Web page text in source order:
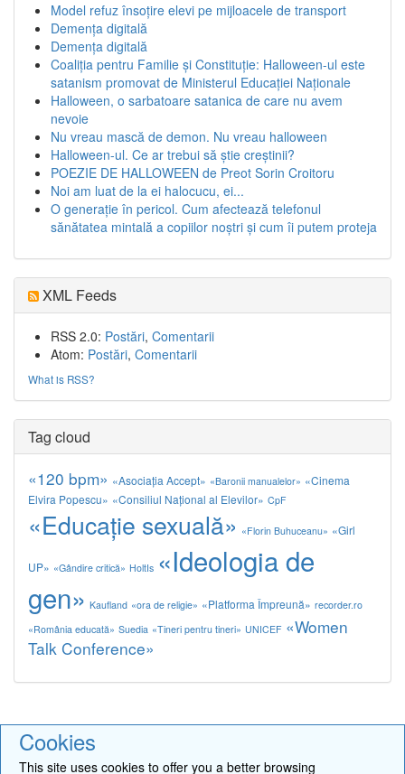
Cookies
This site uses cookies to offer you a better browsing
Model refuz însoțire elevi pe mijloacele de transport
Demența digitală
Demența digitală
Coaliția pentru Familie și Constituție: Halloween-ul este
satanism promovat de Ministerul Educației Naționale
Halloween, o sarbatoare satanica de care nu avem
nevoie
Nu vreau mască de demon. Nu vreau halloween
Halloween-ul. Ce ar trebui să știe creștinii?
POEZIE DE HALLOWEEN de Preot Sorin Croitoru
Noi am luat de la ei halocucu, ei...
O generație în pericol. Cum afectează telefonul
sănătatea mintală a copiilor noștri și cum îi putem proteja
XML Feeds
RSS 2.0: Postări, Comentarii
Atom: Postări, Comentarii
What is RSS?
Tag cloud
«120 bpm» «Asociația Accept» «Baronii manualelor» «Cinema
Elvira Popescu» «Consiliul Naţional al Elevilor» CpF
«Educaţie sexuală» «Florin Buhuceanu» «Girl
UP» «Gândire critică» HoltIs «Ideologia de
gen» Kaufland «ora de religie» «Platforma Împreună» recorder.ro
«România educată» Suedia «Tineri pentru tineri» UNICEF «Women
Talk Conference»
©2026 by Calculator Salarii Învăţământ •